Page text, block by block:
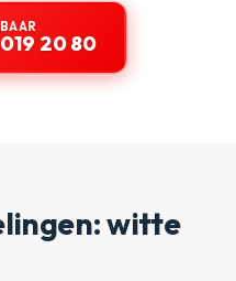
20 80
witte